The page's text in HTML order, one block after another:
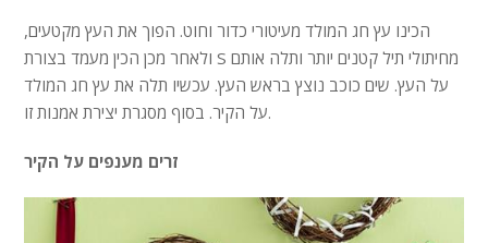
הכינו עץ חג המולד מעיטורי כדור וחוט. הפוך את העץ מקטעים,
ולאחר מכן הכין מעמד בצורת S מחיתולי תיל קטנים יותר ותלה אותם
על העץ. שים כוכב נוצץ בראש העץ. עכשיו תלה את עץ חג המולד
על הקיר. בסוף מסגרת יצירת אמנות זו.
זרים מענפים על הקיר